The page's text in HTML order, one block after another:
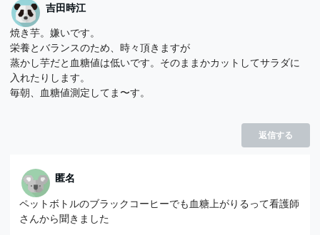
吉田時江
焼き芋。嫌いです。
栄養とバランスのため、時々頂きますが
蒸かし芋だと血糖値は低いです。そのままかカットしてサラダに
入れたりします。
毎朝、血糖値測定してま〜す。
返信する
匿名
ペットボトルのブラックコーヒーでも血糖上がりるって看護師
さんから聞きました